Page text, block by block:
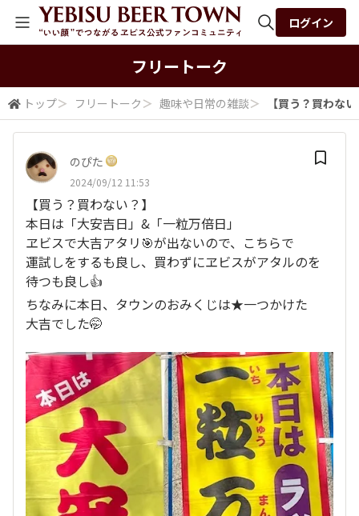
検索
ログイン
フリートーク
トップ＞ フリートーク ＞ 趣味や日常の雑談＞ 【買う？買わな
のぴた
2024/09/12 11:53
【買う？買わない？】
本日は「大安吉日」&「一粒万倍日」
ヱビスで大吉アタリ🎯が出ないので、こちらで
運試しをするも良し、買わずにヱビスがアタルのを
待つも良し👍
ちなみに本日、タウンのおみくじは★一つかけた
大吉でした🤭